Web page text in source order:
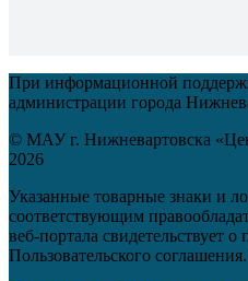
При информационной
администрации города
© МАУ г. Нижневартовска
2026
Указанные товарные знаки и
соответствующим
веб-портала свидетельствует
Пользовательского соглашения.